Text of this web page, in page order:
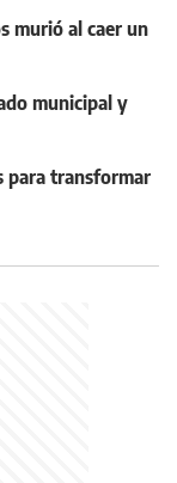
murió al caer un
municipal y
para transformar